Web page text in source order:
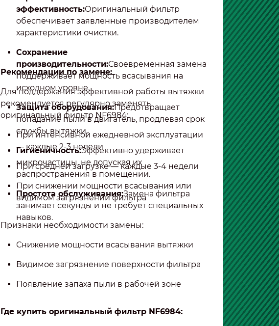
эффективность:Оригинальный фильтр
обеспечивает заявленные производителем
характеристики очистки.
Сохранение
производительности:Своевременная замена
поддерживает мощность всасывания на
исходном уровне.
Защита оборудования:Предотвращает
попадание пыли в двигатель, продлевая срок
службы вытяжки.
Гигиеничность:Эффективно удерживает
микрочастицы, не допуская их
распространения в помещении.
Простота обслуживания:Замена фильтра
занимает секунды и не требует специальных
навыков.
Рекомендации по замене:
Для поддержания эффективной работы вытяжки
рекомендуется регулярно заменять
оригинальный фильтр NF6984:
При интенсивной ежедневной эксплуатации
— каждые 2-3 недели
При средней загрузке — каждые 3-4 недели
При снижении мощности всасывания или
видимом загрязнении фильтра
Признаки необходимости замены:
Снижение мощности всасывания вытяжки
Видимое загрязнение поверхности фильтра
Появление запаха пыли в рабочей зоне
Где купить оригинальный фильтр NF6984: